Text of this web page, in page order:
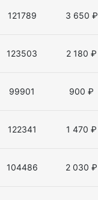
121789 3 650 ₽
123503 2 180 ₽
99901 900 ₽
122341 1 470 ₽
104486 2 030 ₽